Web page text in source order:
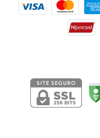
Cupom 1a compra:
2 pecas